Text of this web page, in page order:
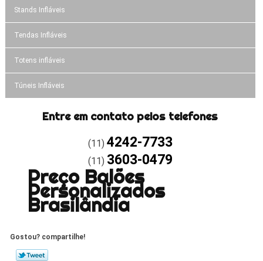
Stands Infláveis
Tendas Infláveis
Totens infláveis
Túneis Infláveis
Entre em contato pelos telefones
(11) 4242-7733
(11) 3603-0479
Preço Balões
Personalizados
Brasilândia
Gostou? compartilhe!